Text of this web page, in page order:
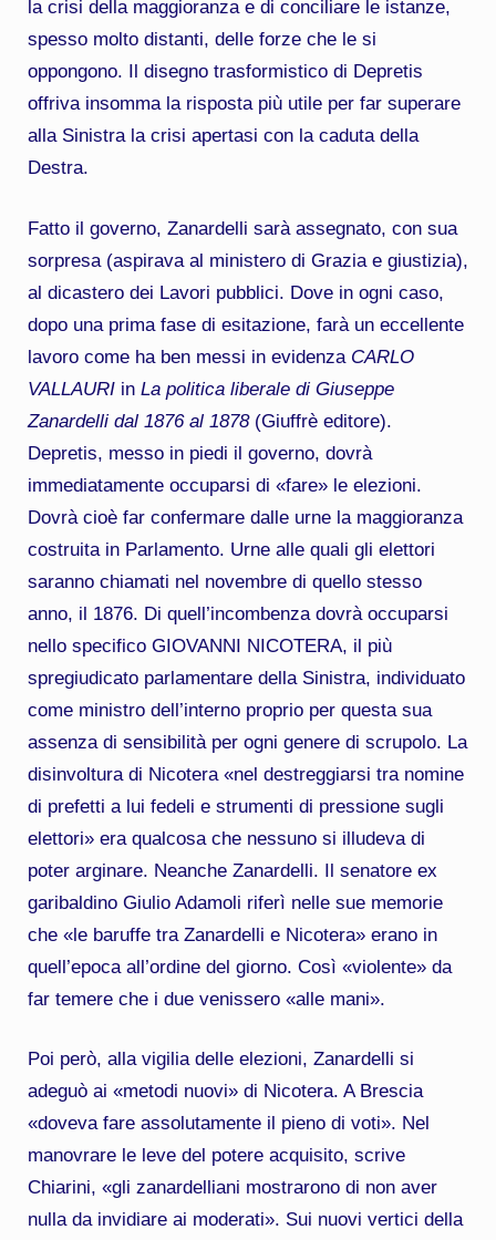
la crisi della maggioranza e di conciliare le istanze,
spesso molto distanti, delle forze che le si
oppongono. Il disegno trasformistico di Depretis
offriva insomma la risposta più utile per far superare
alla Sinistra la crisi apertasi con la caduta della
Destra.
Fatto il governo, Zanardelli sarà assegnato, con sua
sorpresa (aspirava al ministero di Grazia e giustizia),
al dicastero dei Lavori pubblici. Dove in ogni caso,
dopo una prima fase di esitazione, farà un eccellente
lavoro come ha ben messi in evidenza CARLO
VALLAURIin La politica liberale di Giuseppe
Zanardelli dal 1876 al 1878(Giuffrè editore).
Depretis, messo in piedi il governo, dovrà
immediatamente occuparsi di «fare» le elezioni.
Dovrà cioè far confermare dalle urne la maggioranza
costruita in Parlamento. Urne alle quali gli elettori
saranno chiamati nel novembre di quello stesso
anno, il 1876. Di quell’incombenza dovrà occuparsi
nello specifico GIOVANNI NICOTERA, il più
spregiudicato parlamentare della Sinistra, individuato
come ministro dell’interno proprio per questa sua
assenza di sensibilità per ogni genere di scrupolo. La
disinvoltura di Nicotera «nel destreggiarsi tra nomine
di prefetti a lui fedeli e strumenti di pressione sugli
elettori» era qualcosa che nessuno si illudeva di
poter arginare. Neanche Zanardelli. Il senatore ex
garibaldino Giulio Adamoli riferì nelle sue memorie
che «le baruffe tra Zanardelli e Nicotera» erano in
quell’epoca all’ordine del giorno. Così «violente» da
far temere che i due venissero «alle mani».
Poi però, alla vigilia delle elezioni, Zanardelli si
adeguò ai «metodi nuovi» di Nicotera. A Brescia
«doveva fare assolutamente il pieno di voti». Nel
manovrare le leve del potere acquisito, scrive
Chiarini, «gli zanardelliani mostrarono di non aver
nulla da invidiare ai moderati». Sui nuovi vertici della